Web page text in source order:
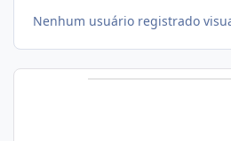
Nenhum usuário registrado